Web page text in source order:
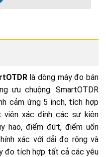
là dòng máy đo bán
ưu chuộng. SmartOTDR
cảm ứng 5 inch, tích hợp
viên xác định các sự kiện
hao, điểm đứt, điểm uốn
xác với dải đo rộng và
đo tích hợp tất cả các yêu